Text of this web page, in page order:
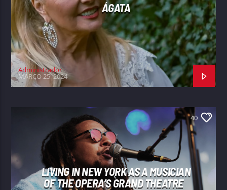
ÁGATA
Administrador
MARÇO 25, 2024
40
LIVING IN NEW YORK AS A MUSICIAN
OF THE OPERA’S GRAND THEATRE